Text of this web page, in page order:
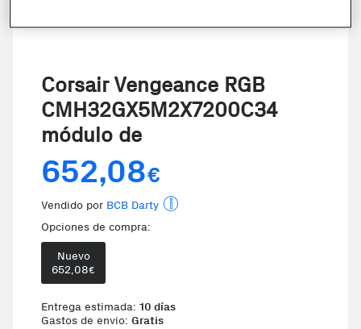
Corsair Vengeance RGB
CMH32GX5M2X7200C34
módulo de
652,08€
Vendido por BCB Darty
Opciones de compra:
Nuevo
652,08€
Entrega estimada: 10 días
Gastos de envio: Gratis